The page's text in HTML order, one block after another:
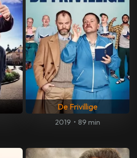
De Frivillige
2019 • 89 min